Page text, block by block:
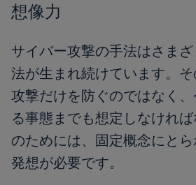
想像力
サイバー攻撃の手法はさま
法が生まれ続けています。
攻撃だけを防ぐのではなく
る事態までも想定しなけれ
のためには、固定概念にと
発想が必要です。